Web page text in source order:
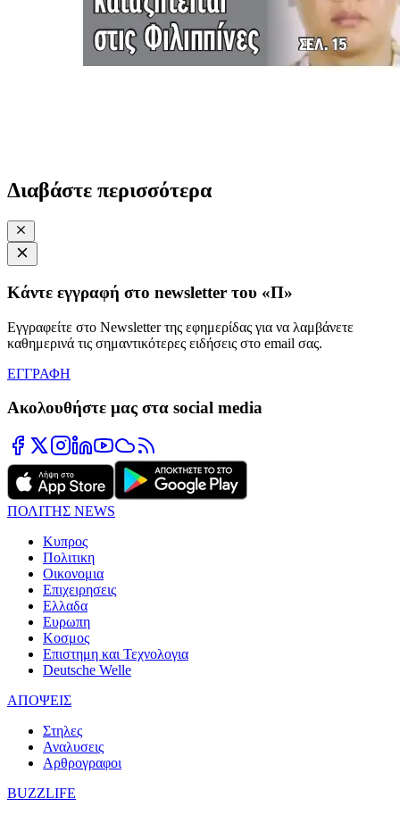
Διαβάστε περισσότερα
Κάντε εγγραφή στο newsletter του «Π»
Εγγραφείτε στο Newsletter της εφημερίδας για να λαμβάνετε
καθημερινά τις σημαντικότερες ειδήσεις στο email σας.
ΕΓΓΡΑΦΗ
Ακολουθήστε μας στα social media
ΠΟΛΙΤΗΣ NEWS
Κυπρος
Πολιτικη
Οικονομια
Επιχειρησεις
Ελλαδα
Ευρωπη
Κοσμος
Επιστημη και Τεχνολογια
Deutsche Welle
ΑΠΟΨΕΙΣ
Στηλες
Αναλυσεις
Αρθρογραφοι
BUZZLIFE